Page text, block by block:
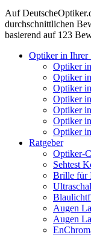
Auf
durchschnittlichen
basierend auf 123
Optiker in Ihrer
Optiker
Optiker
Optiker
Optiker
Optiker
Optiker
Optiker
Ratgeber
Optiker-
Sehtest
Brille für
Augen
Augen